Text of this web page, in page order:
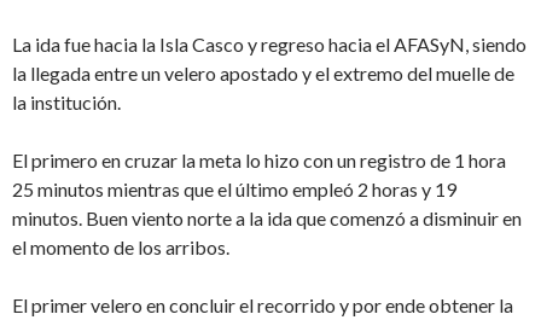
La ida fue hacia la Isla Casco y regreso hacia el AFASyN, siendo
la llegada entre un velero apostado y el extremo del muelle de
la institución.
El primero en cruzar la meta lo hizo con un registro de 1 hora
25 minutos mientras que el último empleó 2 horas y 19
minutos. Buen viento norte a la ida que comenzó a disminuir en
el momento de los arribos.
El primer velero en concluir el recorrido y por ende obtener la